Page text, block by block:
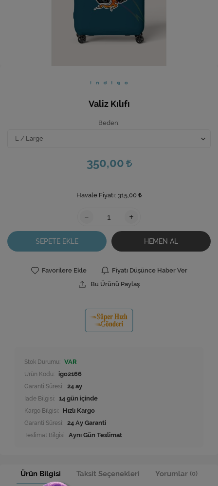
Ev Hediyeleri
Valiz Kılıfı
Beden
350,00
Havale Fiyatı: 315,00
- +
SEPETE EKLE HEMEN AL
Favorilere Ekle
Fiyatı Düşünce Haber Ver
Bu Ürünü Paylaş
Stok Durumu: VAR
Ürün Kodu: igo2166
Garanti Süresi: 24 ay
İade Bilgisi:
Kargo Bilgisi: Hızlı Kargo
Garanti Süresi: 24 Ay Garanti
Teslimat Bilgisi Aynı Gün Teslimat
Ürün Bilgisi Taksit Seçenekleri Yorumlar (0)